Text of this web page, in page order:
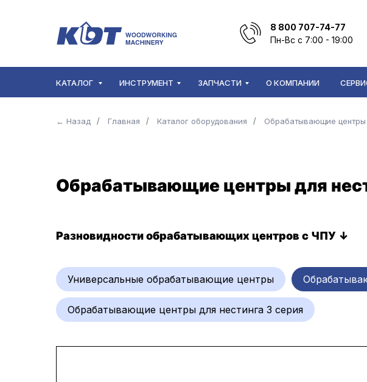
8 800 707-74-77
Пн-Вс с 7:00 - 19:00
КАТАЛОГ ИНСТРУМЕНТ ЗАПЧАСТИ О КОМПАНИИ
← Назад / Главная / Каталог оборудования / Обрабатывающие
Обрабатывающие центры для
Разновидности обрабатывающих центров с ЧПУ ↓
Универсальные обрабатывающие центры
Обрабатывающие центры для нестинга 3 серия